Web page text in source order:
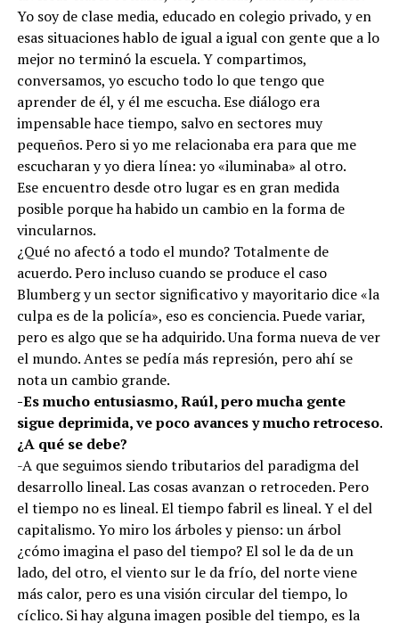
Yo soy de clase media, educado en colegio privado, y en
esas situaciones hablo de igual a igual con gente que a lo
mejor no terminó la escuela. Y compartimos,
conversamos, yo escucho todo lo que tengo que
aprender de él, y él me escucha. Ese diálogo era
impensable hace tiempo, salvo en sectores muy
pequeños. Pero si yo me relacionaba era para que me
escucharan y yo diera línea: yo «iluminaba» al otro.
Ese encuentro desde otro lugar es en gran medida
posible porque ha habido un cambio en la forma de
vincularnos.
¿Qué no afectó a todo el mundo? Totalmente de
acuerdo. Pero incluso cuando se produce el caso
Blumberg y un sector significativo y mayoritario dice «la
culpa es de la policía», eso es conciencia. Puede variar,
pero es algo que se ha adquirido. Una forma nueva de ver
el mundo. Antes se pedía más represión, pero ahí se
nota un cambio grande.
-Es mucho entusiasmo, Raúl, pero mucha gente
sigue deprimida, ve poco avances y mucho retroceso.
¿A qué se debe?
-A que seguimos siendo tributarios del paradigma del
desarrollo lineal. Las cosas avanzan o retroceden. Pero
el tiempo no es lineal. El tiempo fabril es lineal. Y el del
capitalismo. Yo miro los árboles y pienso: un árbol
¿cómo imagina el paso del tiempo? El sol le da de un
lado, del otro, el viento sur le da frío, del norte viene
más calor, pero es una visión circular del tiempo, lo
cíclico. Si hay alguna imagen posible del tiempo, es la